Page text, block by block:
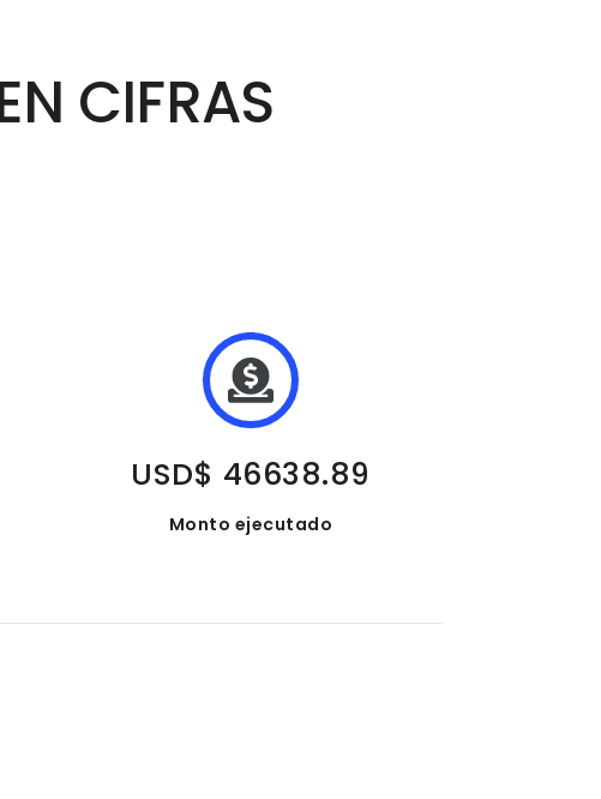
CIFRAS
USD$ 46638.89
Monto ejecutado